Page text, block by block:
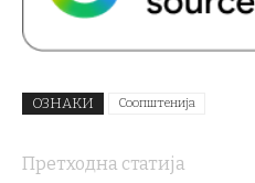
ОЗНАКИ Соопштенија
Претходна статија